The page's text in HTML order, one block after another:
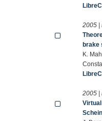
2005 |
brake
K.
2005 |